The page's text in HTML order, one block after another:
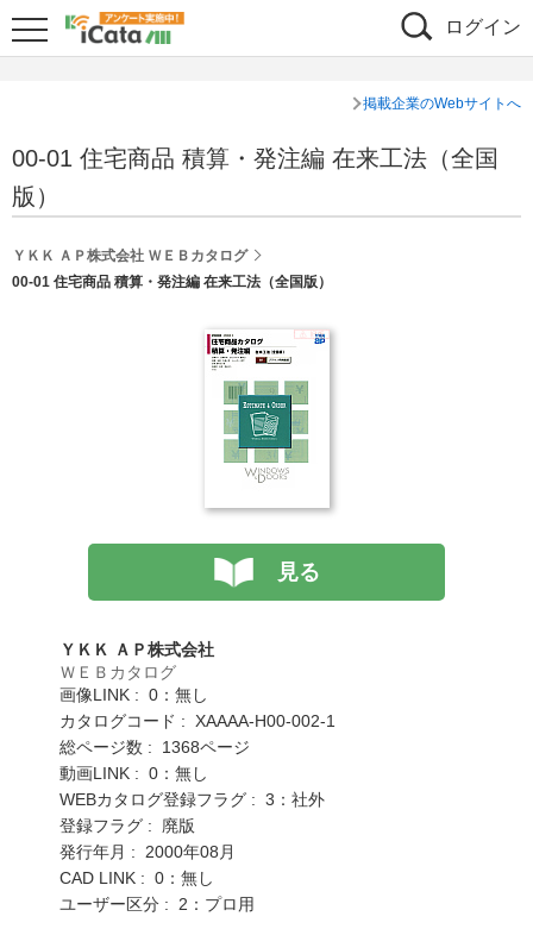
ログイン
掲載企業のWebサイトへ
00-01 住宅商品 積算・発注編 在来工法（全国
版）
ＹＫＫ ＡＰ株式会社 ＷＥＢカタログ
00-01 住宅商品 積算・発注編 在来工法（全国版）
見る
ＹＫＫ ＡＰ株式会社
ＷＥＢカタログ
画像LINK : 0：無し
カタログコード : XAAAA-H00-002-1
総ページ数 : 1368ページ
動画LINK : 0：無し
WEBカタログ登録フラグ : 3：社外
登録フラグ : 廃版
発行年月 : 2000年08月
CAD LINK : 0：無し
ユーザー区分 : 2：プロ用